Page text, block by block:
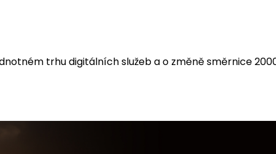
trhu digitálních služeb a o změně směrnice